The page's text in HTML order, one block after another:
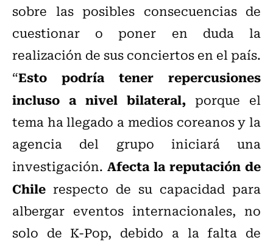
sobre las posibles consecuencias de
cuestionar o poner en duda la
realización de sus conciertos en el país.
“Esto podría tener repercusiones
incluso a nivel bilateral, porque el
tema ha llegado a medios coreanos y la
agencia del grupo iniciará una
investigación. Afecta la reputación de
Chile respecto de su capacidad para
albergar eventos internacionales, no
solo de K-Pop, debido a la falta de